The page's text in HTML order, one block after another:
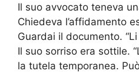
Il suo avvocato teneva
Chiedeva l’affidamento
Guardai il documento.
Il suo sorriso era sottile.
la tutela temporanea.